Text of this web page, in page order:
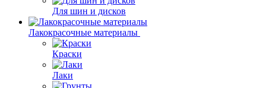
Для шин и дисков
Лакокрасочные материалы
Краски
Лаки